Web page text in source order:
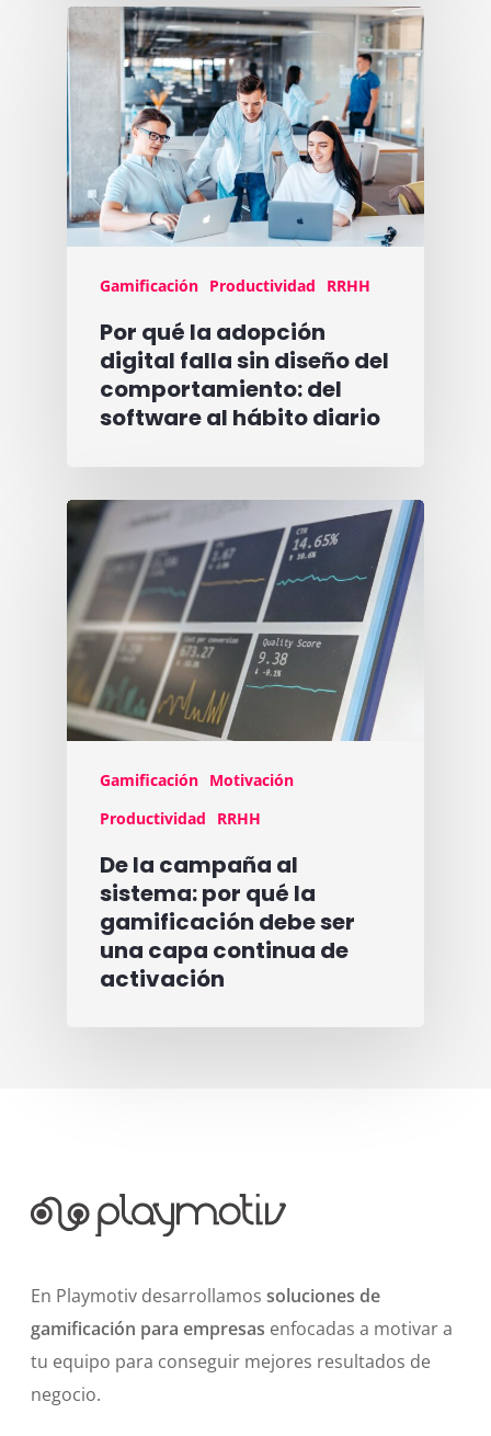
Gamificación Productividad RRHH
Por qué la adopción
digital falla sin diseño del
comportamiento: del
software al hábito diario
Gamificación Motivación
Productividad
RRHH
De la campaña al
sistema: por qué la
gamificación debe ser
una capa continua de
activación
En Playmotiv desarrollamos soluciones de
gamificación para empresas enfocadas a motivar a
tu equipo para conseguir mejores resultados de
negocio.